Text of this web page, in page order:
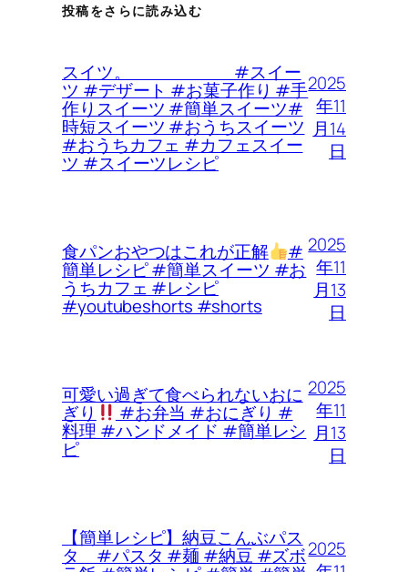
投稿をさらに読み込む
スイツ。 #スイー
ツ #デザート #お菓子作り #手
作りスイーツ #簡単スイーツ#
時短スイーツ #おうちスイーツ
#おうちカフェ #カフェスイー
ツ #スイーツレシピ
2025
年11
月14
日
食パンおやつはこれが正解 #
簡単レシピ #簡単スイーツ #お
うちカフェ #レシピ
#youtubeshorts #shorts
2025
年11
月13
日
可愛い過ぎて食べられないおに
ぎり #お弁当 #おにぎり #
料理 #ハンドメイド #簡単レシ
ピ
2025
年11
月13
日
【簡単レシピ】納豆こんぶパス
タ #パスタ #麺 #納豆 #ズボ2025